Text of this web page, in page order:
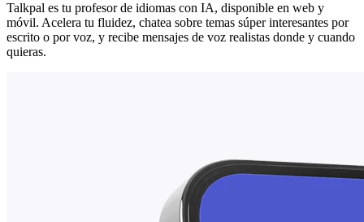
Talkpal es tu profesor de idiomas con IA, disponible en web y
móvil. Acelera tu fluidez, chatea sobre temas súper interesantes por
escrito o por voz, y recibe mensajes de voz realistas donde y cuando
quieras.